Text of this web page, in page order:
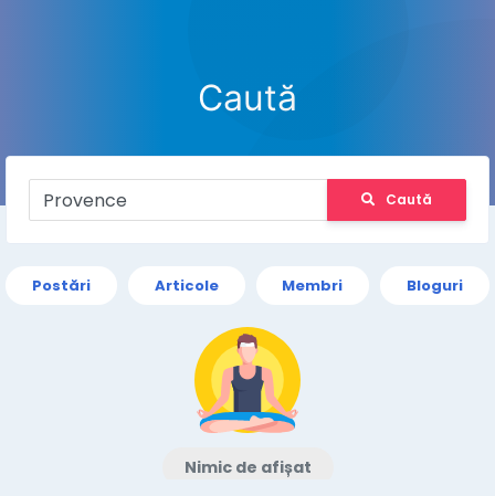
Caută
Caută
Postări Articole Membri Bloguri
Nimic de afișat